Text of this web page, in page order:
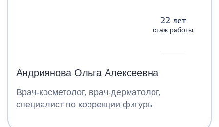
22 лет
стаж работы
Андриянова Ольга Алексеевна
Врач-косметолог, врач-дерматолог,
специалист по коррекции фигуры